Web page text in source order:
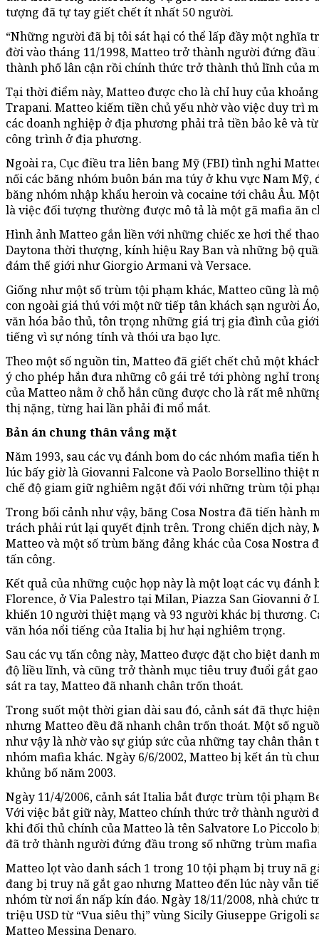
tượng đã tự tay giết chết ít nhất 50 người.
“Những người đã bị tôi sát hại có thể lấp đầy một nghĩa
đời vào tháng 11/1998, Matteo trở thành người đứng
thành phố lân cận rồi chính thức trở thành thủ lĩnh của
Tại thời điểm này, Matteo được cho là chỉ huy của
Trapani. Matteo kiếm tiền chủ yếu nhờ vào việc duy trì
các doanh nghiệp ở địa phương phải trả tiền bảo kê và
công trình ở địa phương.
Ngoài ra, Cục điều tra liên bang Mỹ (FBI) tình nghi
nối các băng nhóm buôn bán ma túy ở khu vực Nam Mỹ,
băng nhóm nhập khẩu heroin và cocaine tới châu Âu.
là việc đối tượng thường được mô tả là một gã mafia ăn
Hình ảnh Matteo gắn liền với những chiếc xe hơi thể
Daytona thời thượng, kính hiệu Ray Ban và những bộ
đám thế giới như Giorgio Armani và Versace.
Giống như một số trùm tội phạm khác, Matteo cũng là
con ngoài giá thú với một nữ tiếp tân khách sạn người
văn hóa bảo thủ, tôn trọng những giá trị gia đình của
tiếng vì sự nóng tính và thói ưa bạo lực.
Theo một số nguồn tin, Matteo đã giết chết chủ một
ý cho phép hắn đưa những cô gái trẻ tới phòng nghỉ
của Matteo nằm ở chỗ hắn cũng được cho là rất mê
thị nặng, từng hai lần phải đi mổ mắt.
Bản án chung thân vắng mặt
Năm 1993, sau các vụ đánh bom do các nhóm mafia
lúc bấy giờ là Giovanni Falcone và Paolo Borsellino
chế độ giam giữ nghiêm ngặt đối với những trùm tội
Trong bối cảnh như vậy, băng Cosa Nostra đã tiến hành
trách phải rút lại quyết định trên. Trong chiến dịch này,
Matteo và một số trùm băng đảng khác của Cosa Nostra
tấn công.
Kết quả của những cuộc họp này là một loạt các vụ
Florence, ở Via Palestro tại Milan, Piazza San Giovanni ở
khiến 10 người thiệt mạng và 93 người khác bị thương.
văn hóa nổi tiếng của Italia bị hư hại nghiêm trọng.
Sau các vụ tấn công này, Matteo được đặt cho biệt
độ liều lĩnh, và cũng trở thành mục tiêu truy đuổi gắt
sát ra tay, Matteo đã nhanh chân trốn thoát.
Trong suốt một thời gian dài sau đó, cảnh sát đã thực
nhưng Matteo đều đã nhanh chân trốn thoát. Một số
như vậy là nhờ vào sự giúp sức của những tay chân
nhóm mafia khác. Ngày 6/6/2002, Matteo bị kết án tù
khủng bố năm 2003.
Ngày 11/4/2006, cảnh sát Italia bắt được trùm tội phạm
Với việc bắt giữ này, Matteo chính thức trở thành người
khi đối thủ chính của Matteo là tên Salvatore Lo Piccolo
đã trở thành người đứng đầu trong số những trùm
Matteo lọt vào danh sách 1 trong 10 tội phạm bị truy nã
đang bị truy nã gắt gao nhưng Matteo đến lúc này vẫn
nhóm từ nơi ẩn nấp kín đáo. Ngày 18/11/2008, nhà chức
triệu USD từ “Vua siêu thị” vùng Sicily Giuseppe Grigoli
Matteo Messina Denaro.